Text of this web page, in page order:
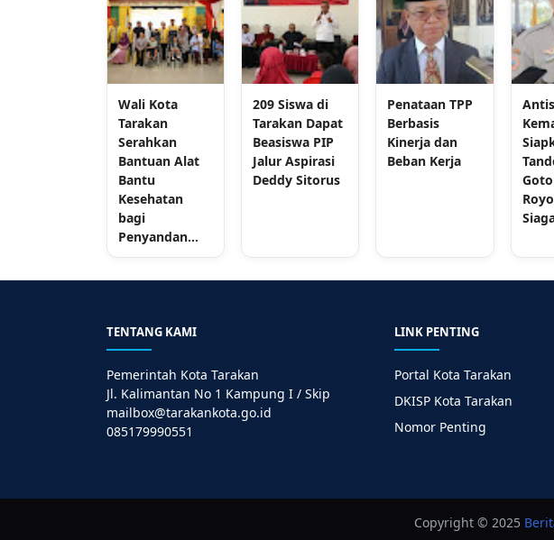
Wali Kota
Tarakan
Serahkan
Bantuan Alat
Bantu
Kesehatan
bagi
Penyandan...
209 Siswa di
Tarakan Dapat
Beasiswa PIP
Jalur Aspirasi
Deddy Sitorus
Penataan TPP
Berbasis
Kinerja dan
Beban Kerja
TENTANG KAMI
Pemerintah Kota Tarakan
Jl. Kalimantan No 1 Kampung I / Skip
mailbox@tarakankota.go.id
085179990551
LINK PENTING
Portal Kota Tarakan
DKISP Kota Tarakan
Nomor Penting
Copyright © 2025